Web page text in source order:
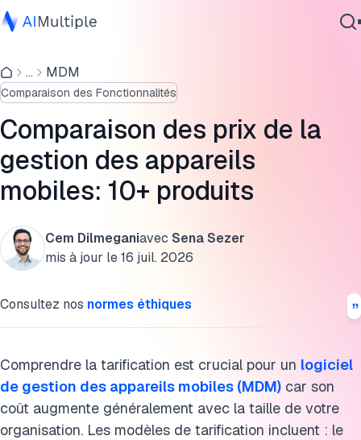
IA agentique
cybersécurité
Données
Logiciel d'entreprise
Services
Contactez-nous
... MDM
Comparaison des Fonctionnalités
Comparaison des prix de la
gestion des appareils
mobiles: 10+ produits
Cem Dilmeganiavec Sena Sezer
mis à jour le16 juil. 2026
Consultez nos normes éthiques
Comprendre la tarification est crucial pour un logiciel
de gestion des appareils mobiles (MDM) car son
coût augmente généralement avec la taille de votre
organisation. Les modèles de tarification incluent : le
Analyse de la structure tarifaire des 6 meilleures solutions
MDM
Décomposition du prix des logiciels de gestion des
appareils mobiles
Décomposition du prix de la gestion des appareils mobiles
FAQ
Pour aller plus loin